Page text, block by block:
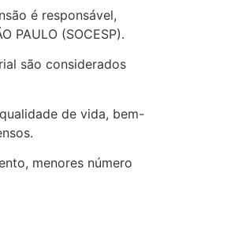
é responsável,
PAULO (SOCESP).
são considerados
de vida, bem-
menores número